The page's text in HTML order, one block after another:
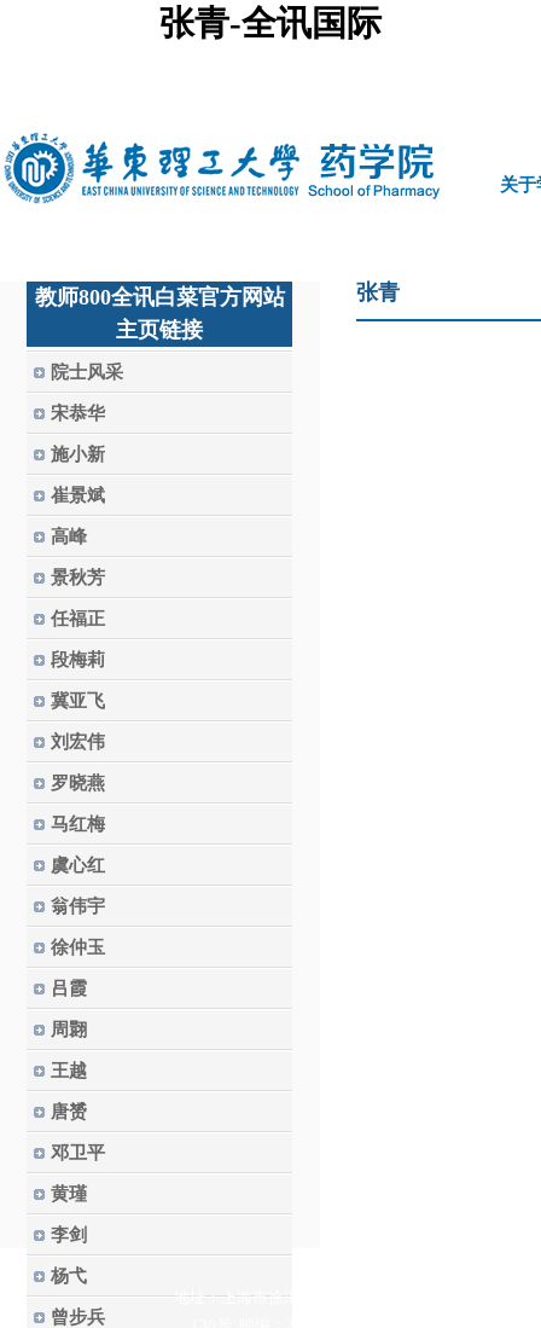
张青-全讯国际
关于
教师800全讯白菜官方网站
主页链接
院士风采
宋恭华
施小新
崔景斌
高峰
景秋芳
任福正
段梅莉
冀亚飞
刘宏伟
罗晓燕
马红梅
虞心红
翁伟宇
徐仲玉
吕霞
周翾
王越
唐赟
邓卫平
黄瑾
李剑
杨弋
曾步兵
张青
地址：上海市徐汇区梅陇路